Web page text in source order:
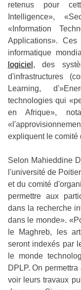
retenus pour
Intelligence»,
«Information
Applications».
informatique
logiciel , des
d'infrastructures
Learning,
technologies qui
en Afrique»,
expliquent le comité
Selon Mahieddine
l'université de
et du comité
permettre aux
dans la recherche
dans le monde».
le Maghreb, les
seront indexés par
le monde
DPLP. On
voir leurs travaux